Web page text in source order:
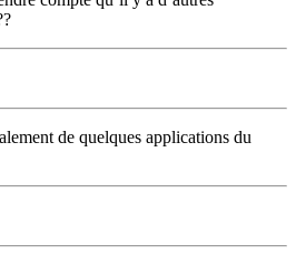
de quelques applications du